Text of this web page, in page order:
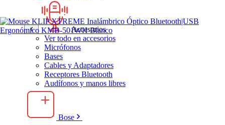
Accesorios
Ver todo en accesorios
Micrófonos
Bases
Cables y Adaptadores
Receptores Bluetooth
Audífonos y manos libres
Bose